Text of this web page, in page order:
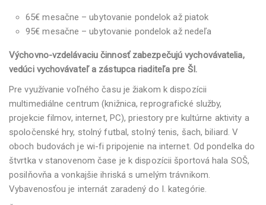
65€ mesačne – ubytovanie pondelok až piatok
95€ mesačne – ubytovanie pondelok až nedeľa
Výchovno-vzdelávaciu činnosť zabezpečujú vychovávatelia,
vedúci vychovávateľ a zástupca riaditeľa pre ŠI.
Pre využívanie voľného času je žiakom k dispozícii
multimediálne centrum (knižnica, reprografické služby,
projekcie filmov, internet, PC), priestory pre kultúrne aktivity a
spoločenské hry, stolný futbal, stolný tenis, šach, biliard. V
oboch budovách je wi-fi pripojenie na internet. Od pondelka do
štvrtka v stanovenom čase je k dispozícii športová hala SOŠ,
posilňovňa a vonkajšie ihriská s umelým trávnikom.
Vybavenosťou je internát zaradený do I. kategórie.